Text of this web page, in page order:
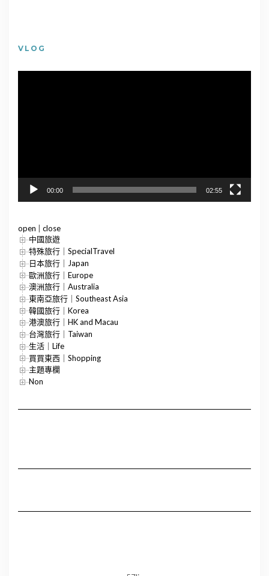
VLOG
00:00 02:55
open
close
中國旅遊
特殊旅行｜SpecialTravel
日本旅行｜Japan
歐洲旅行｜Europe
澳洲旅行｜Australia
東南亞旅行｜Southeast Asia
韓國旅行｜Korea
港澳旅行｜HK and Macau
台灣旅行｜Taiwan
生活｜Life
買買東西｜Shopping
主題專欄
Non